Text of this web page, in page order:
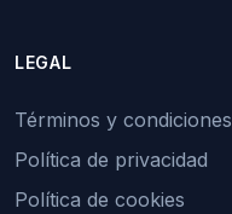
LEGAL
Términos y condiciones
Política de privacidad
Política de cookies